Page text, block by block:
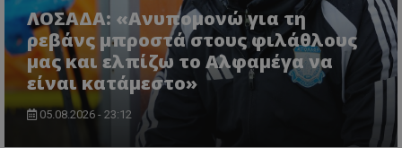
ΛΟΣΑΔΑ: «Ανυπομονώ για τη
ρεβάνς μπροστά στους φιλάθλους
μας και ελπίζω το Αλφαμέγα να
είναι κατάμεστο»
05.08.2026 - 23:12